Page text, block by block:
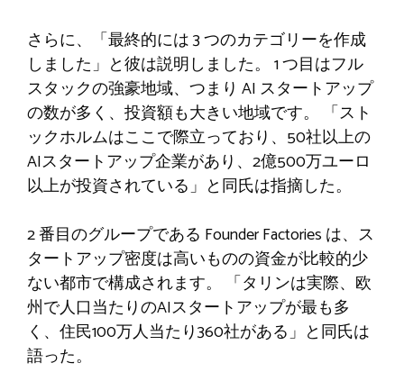
さらに、「最終的には 3 つのカテゴリーを作成
しました」と彼は説明しました。 1 つ目はフル
スタックの強豪地域、つまり AI スタートアップ
の数が多く、投資額も大きい地域です。 「スト
ックホルムはここで際立っており、50社以上の
AIスタートアップ企業があり、2億500万ユーロ
以上が投資されている」と同氏は指摘した。
2 番目のグループである Founder Factories は、ス
タートアップ密度は高いものの資金が比較的少
ない都市で構成されます。 「タリンは実際、欧
州で人口当たりのAIスタートアップが最も多
く、住民100万人当たり360社がある」と同氏は
語った。